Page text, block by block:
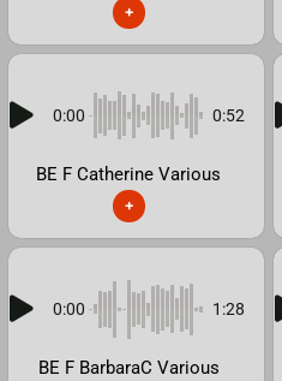
+
0:00 0:52
BE F Catherine Various
+
0:00 1:28
BE F BarbaraC Various